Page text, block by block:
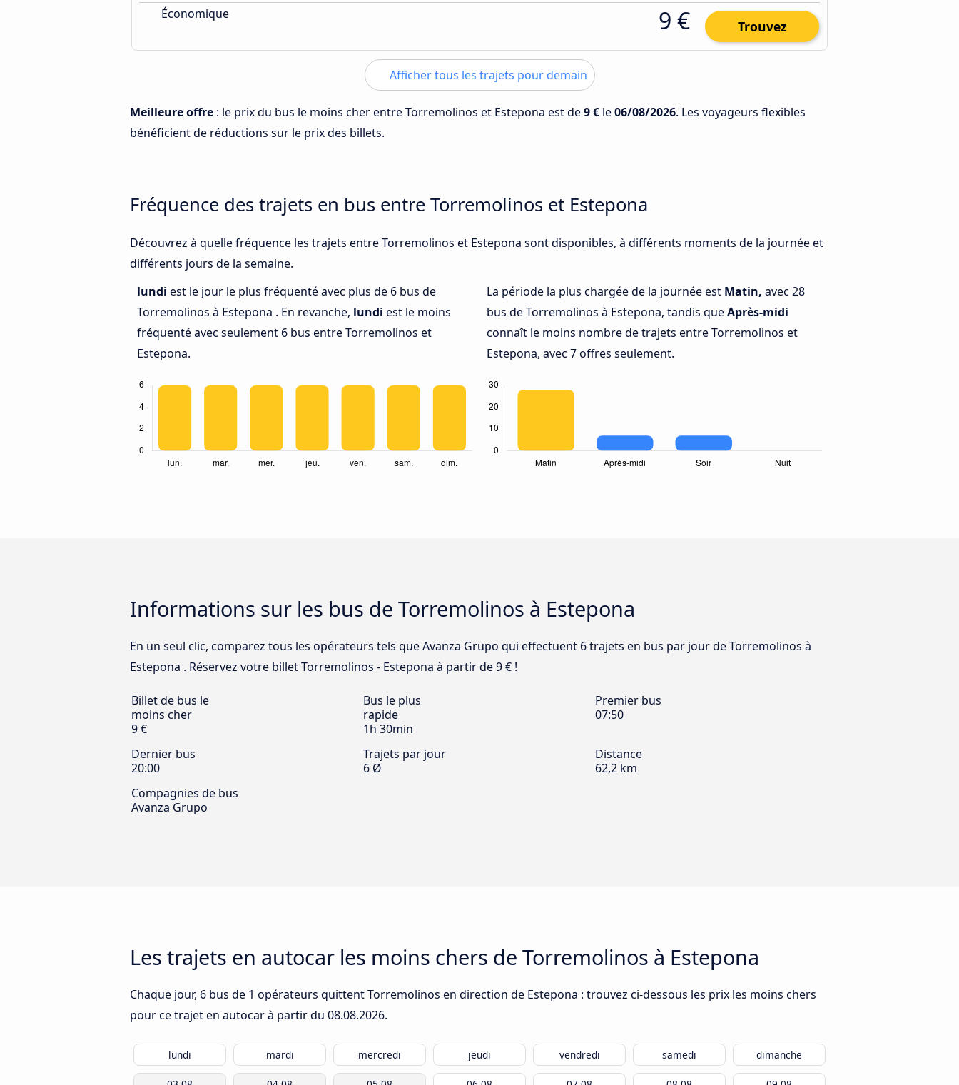
Économique 9 € Trouvez
Afficher tous les trajets pour demain
Meilleure offre : le prix du bus le moins cher entre Torremolinos et Estepona est de9 € le06/08/2026. Les voyageurs flexibles
bénéficient de réductions sur le prix des billets.
Fréquence des trajets en bus entre Torremolinos et Estepona
Découvrez à quelle fréquence les trajets entre Torremolinos et Estepona sont disponibles, à différents moments de la journée et
différents jours de la semaine.
lundi est le jour le plus fréquenté avec plus de 6 bus de
Torremolinos à Estepona . En revanche, lundi est le moins
fréquenté avec seulement 6 bus entre Torremolinos et
Estepona.
La période la plus chargée de la journée est Matin, avec 28
bus de Torremolinos à Estepona, tandis queAprès-midi
connaît le moins nombre de trajets entre Torremolinos et
Estepona, avec 7 offres seulement.
Informations sur les bus de Torremolinos à Estepona
En un seul clic, comparez tous les opérateurs tels que Avanza Grupo qui effectuent 6 trajets en bus par jour de Torremolinos à
Estepona . Réservez votre billet Torremolinos - Estepona à partir de 9 € !
Billet de bus le
moins cher
9 €
Bus le plus
rapide
1h 30min
Premier bus
07:50
Dernier bus
20:00
Trajets par jour
6 Ø
Distance
62,2 km
Compagnies de bus
Avanza Grupo
Les trajets en autocar les moins chers de Torremolinos à Estepona
Chaque jour, 6 bus de 1 opérateurs quittent Torremolinos en direction de Estepona : trouvez ci-dessous les prix les moins chers
pour ce trajet en autocar à partir du 08.08.2026.
lundi mardi mercredi jeudi vendredi samedi dimanche